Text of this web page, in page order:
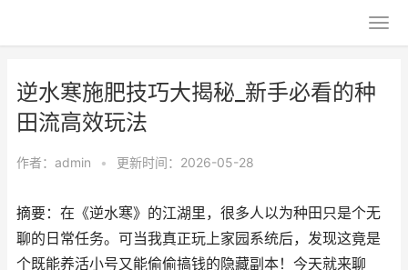
逆水寒施肥技巧大揭秘_新手必看的种
田流高效玩法
作者： admin • 更新时间：2026-05-28
摘要：在《逆水寒》的江湖里，很多人以为种田只是个无
聊的日常任务。可当我真正玩上家园系统后，发现这竟是
个既能养活小号又能偷偷搞钱的隐藏副本！今天就来聊